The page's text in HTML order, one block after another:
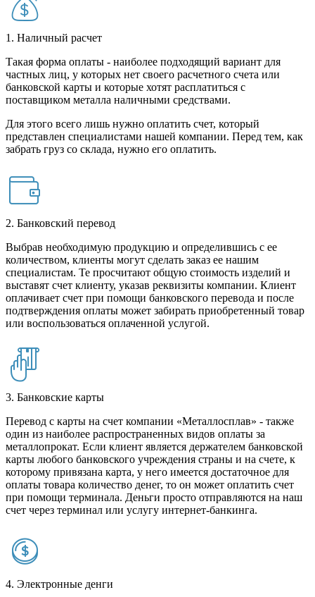
1. Наличный расчет
Такая форма оплаты - наиболее подходящий вариант для
частных лиц, у которых нет своего расчетного счета или
банковской карты и которые хотят расплатиться с
поставщиком металла наличными средствами.
Для этого всего лишь нужно оплатить счет, который
представлен специалистами нашей компании. Перед тем, как
забрать груз со склада, нужно его оплатить.
2. Банковский перевод
Выбрав необходимую продукцию и определившись с ее
количеством, клиенты могут сделать заказ ее нашим
специалистам. Те просчитают общую стоимость изделий и
выставят счет клиенту, указав реквизиты компании. Клиент
оплачивает счет при помощи банковского перевода и после
подтверждения оплаты может забирать приобретенный товар
или воспользоваться оплаченной услугой.
3. Банковские карты
Перевод с карты на счет компании «Металлосплав» - также
один из наиболее распространенных видов оплаты за
металлопрокат. Если клиент является держателем банковской
карты любого банковского учреждения страны и на счете, к
которому привязана карта, у него имеется достаточное для
оплаты товара количество денег, то он может оплатить счет
при помощи терминала. Деньги просто отправляются на наш
счет через терминал или услугу интернет-банкинга.
4. Электронные денги